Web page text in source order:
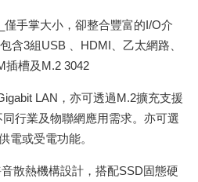
僅手掌大小，卻整合豐富的I/O介
含3組USB 、HDMI、乙太網路、
插槽及M.2 3042
LAN，亦可透過M.2擴充支援
行業及物聯網應用需求。亦可選
電或受電功能。
散熱機構設計，搭配SSD固態硬